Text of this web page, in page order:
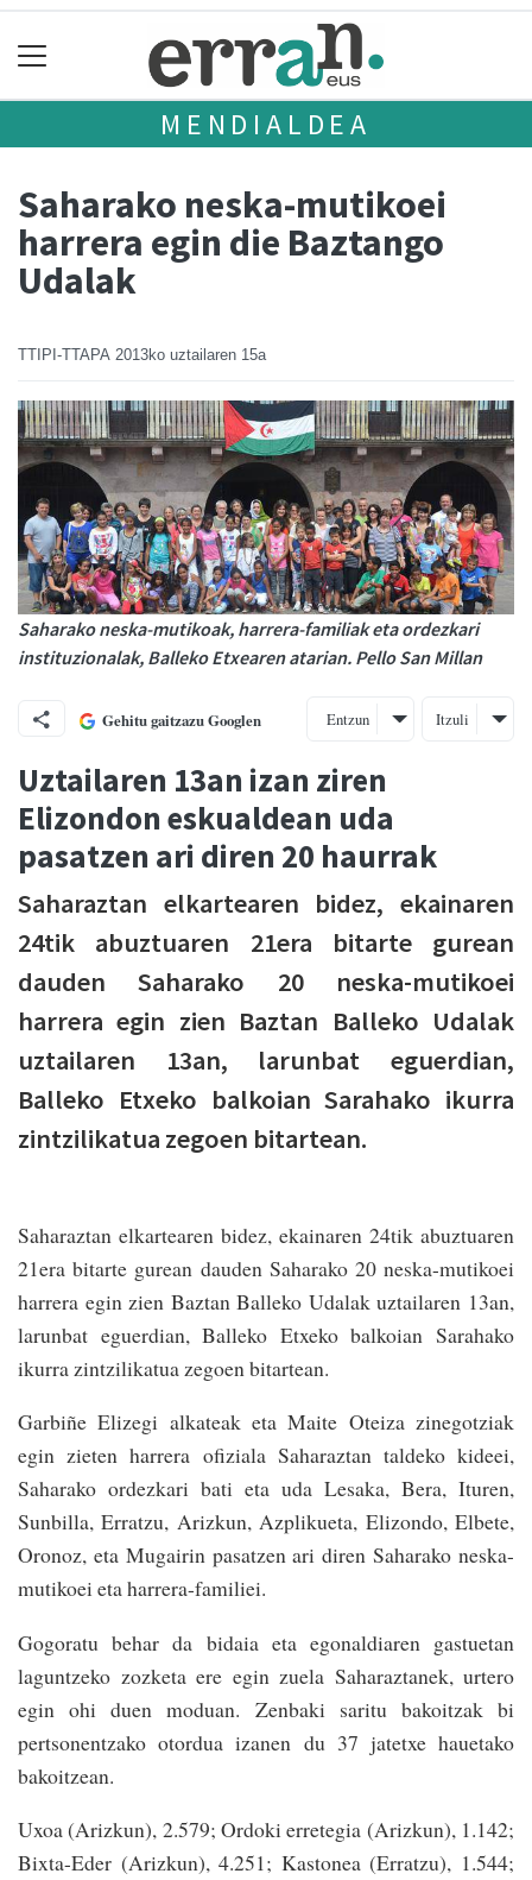
MENDIALDEA
Saharako neska-mutikoei
harrera egin die Baztango
Udalak
TTIPI-TTAPA 2013ko uztailaren 15a
Saharako neska-mutikoak, harrera-familiak eta ordezkari
instituzionalak, Balleko Etxearen atarian. Pello San Millan
Gehitu gaitzazu Googlen Entzun Itzuli
Uztailaren 13an izan ziren
Elizondon eskualdean uda
pasatzen ari diren 20 haurrak
Saharaztan elkartearen bidez, ekainaren
24tik abuztuaren 21era bitarte gurean
dauden Saharako 20 neska-mutikoei
harrera egin zien Baztan Balleko Udalak
uztailaren 13an, larunbat eguerdian,
Balleko Etxeko balkoian Sarahako ikurra
zintzilikatua zegoen bitartean.
Saharaztan elkartearen bidez, ekainaren 24tik abuztuaren
21era bitarte gurean dauden Saharako 20 neska-mutikoei
harrera egin zien Baztan Balleko Udalak uztailaren 13an,
larunbat eguerdian, Balleko Etxeko balkoian Sarahako
ikurra zintzilikatua zegoen bitartean.
Garbiñe Elizegi alkateak eta Maite Oteiza zinegotziak
egin zieten harrera ofiziala Saharaztan taldeko kideei,
Saharako ordezkari bati eta uda Lesaka, Bera, Ituren,
Sunbilla, Erratzu, Arizkun, Azplikueta, Elizondo, Elbete,
Oronoz, eta Mugairin pasatzen ari diren Saharako neska-
mutikoei eta harrera-familiei.
Gogoratu behar da bidaia eta egonaldiaren gastuetan
laguntzeko zozketa ere egin zuela Saharaztanek, urtero
egin ohi duen moduan. Zenbaki saritu bakoitzak bi
pertsonentzako otordua izanen du 37 jatetxe hauetako
bakoitzean.
Uxoa (Arizkun), 2.579; Ordoki erretegia (Arizkun), 1.142;
Bixta-Eder (Arizkun), 4.251; Kastonea (Erratzu), 1.544;